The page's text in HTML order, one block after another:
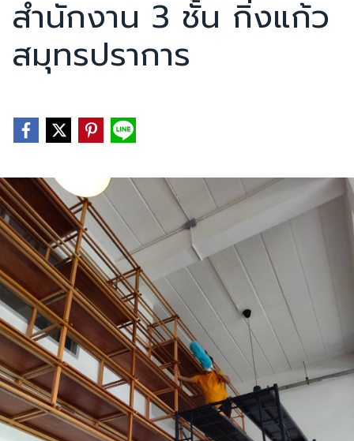
สำนักงาน 3 ชั้น กิ่งแก้ว
สมุทรปราการ